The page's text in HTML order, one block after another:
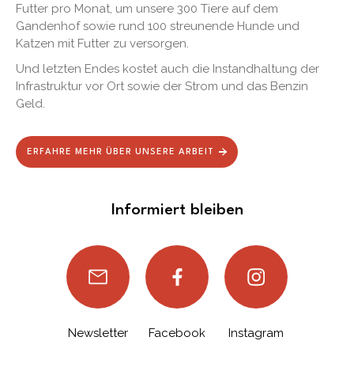
Futter pro Monat, um unsere 300 Tiere auf dem
Gandenhof sowie rund 100 streunende Hunde und
Katzen mit Futter zu versorgen.
Und letzten Endes kostet auch die Instandhaltung der
Infrastruktur vor Ort sowie der Strom und das Benzin
Geld.
ERFAHRE MEHR ÜBER UNSERE ARBEIT
Informiert bleiben
Newsletter Facebook Instagram